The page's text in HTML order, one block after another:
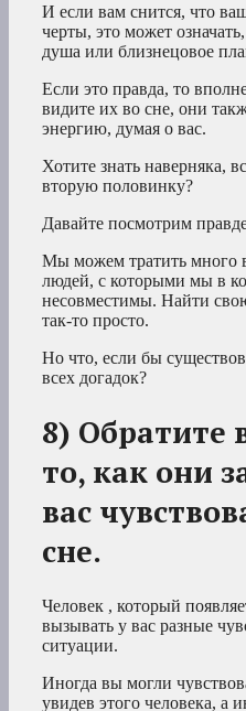
И если вам снится, что
черты, это может
душа или близнецовое
Если это правда, то
видите их во сне, они
энергию, думая о вас.
Хотите знать наверняка,
вторую половинку?
Давайте посмотрим
Мы можем тратить много
людей, с которыми мы в
несовместимы. Найти
так-то просто.
Но что, если бы
всех догадок?
8) Обратите
то, как они
вас
сне.
Человек , который
вызывать у вас разные
ситуации.
Иногда вы могли
увидев этого человека, а